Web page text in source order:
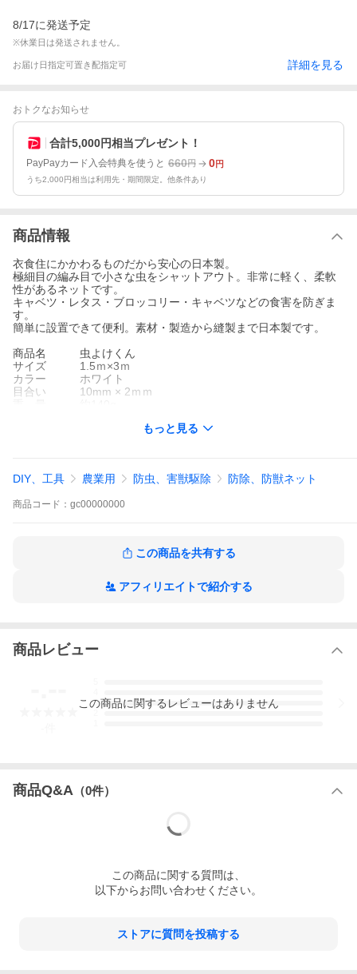
8/17に発送予定
※休業日は発送されません。
お届け日指定可置き配指定可 詳細を見る
おトクなお知らせ
合計5,000円相当プレゼント！
PayPayカード入会特典を使うと 660円 0円
うち2,000円相当は利用先・期間限定。他条件あり
商品情報
衣食住にかかわるものだから安心の日本製。
極細目の編み目で小さな虫をシャットアウト。非常に軽く、柔軟
性があるネットです。
キャベツ・レタス・ブロッコリー・キャベツなどの食害を防ぎま
す。
簡単に設置できて便利。素材・製造から縫製まで日本製です。
商品名 虫よけくん
サイズ 1.5ｍ×3ｍ
カラー ホワイト
目合い 10mm × 2ｍｍ
素 材 ポリエチレン
あるネットで小さな虫の食害を防ぎます。
単に設置できます。
(5) 減農薬で安心な野菜や果物を収穫できます。
強い風雨や植物の生育状況によって効果が変わります。ご使用中
もっと見る
DIY、工具 農業用 防虫、害獣駆除 防除、防獣ネット
商品 コード： gc00000000
この商品を共有する
アフィリエイトで紹介する
商品レビュー
3
この商品に関するレビューはありません
商品Q&A （0件）
この商品に関する質問は、
以下からお問い合わせください。
ストアに質問を投稿する